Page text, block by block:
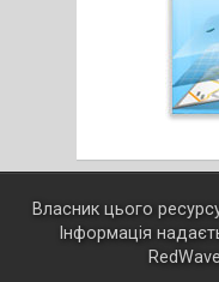
Власник цього
Інформація